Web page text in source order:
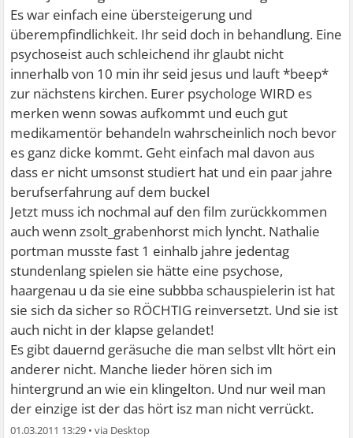
Es war einfach eine übersteigerung und
überempfindlichkeit. Ihr seid doch in behandlung. Eine
psychoseist auch schleichend ihr glaubt nicht
innerhalb von 10 min ihr seid jesus und lauft *beep*
zur nächstens kirchen. Eurer psychologe WIRD es
merken wenn sowas aufkommt und euch gut
medikamentör behandeln wahrscheinlich noch bevor
es ganz dicke kommt. Geht einfach mal davon aus
dass er nicht umsonst studiert hat und ein paar jahre
berufserfahrung auf dem buckel
Jetzt muss ich nochmal auf den film zurückkommen
auch wenn zsolt_grabenhorst mich lyncht. Nathalie
portman musste fast 1 einhalb jahre jedentag
stundenlang spielen sie hätte eine psychose,
haargenau u da sie eine subbba schauspielerin ist hat
sie sich da sicher so RÖCHTIG reinversetzt. Und sie ist
auch nicht in der klapse gelandet!
Es gibt dauernd geräsuche die man selbst vllt hört ein
anderer nicht. Manche lieder hören sich im
hintergrund an wie ein klingelton. Und nur weil man
der einzige ist der das hört isz man nicht verrückt.
01.03.2011 13:29 •